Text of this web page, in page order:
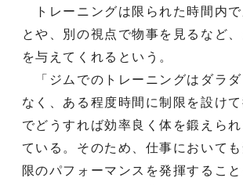
トレーニングは限られた時間内で
とや、別の視点で物事を見るなど
を与えてくれるという。
「ジムでのトレーニングはダラダ
なく、ある程度時間に制限を設け
でどうすれば効率良く体を鍛えら
ている。そのため、仕事において
限のパフォーマンスを発揮するこ